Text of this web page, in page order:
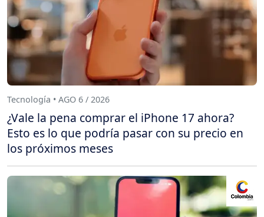
Tecnología • AGO 6 / 2026
¿Vale la pena comprar el iPhone 17 ahora?
Esto es lo que podría pasar con su precio en
los próximos meses